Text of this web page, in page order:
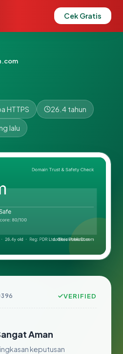
Cek Gratis
HTTPS 26.4 tahun
lalu
VERIFIED
Aman
keputusan